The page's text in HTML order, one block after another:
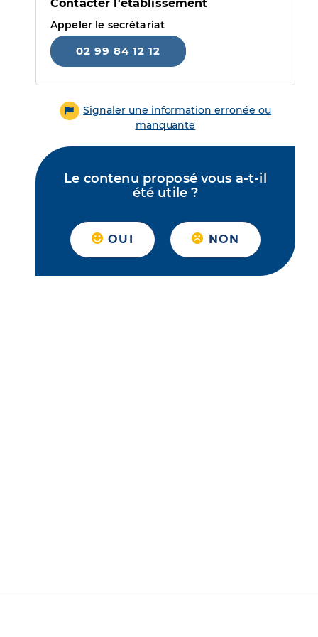
Contacter l'établissement
Appeler le secrétariat
02 99 84 12 12
Signaler une information erronée ou
manquante
Le contenu proposé vous a-t-il
été utile ?
OUI NON